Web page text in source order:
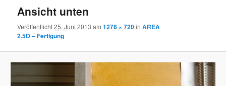
Ansicht unten
Veröffentlicht25. Juni 2013 am1278 × 720inAREA
2.5D – Fertigung